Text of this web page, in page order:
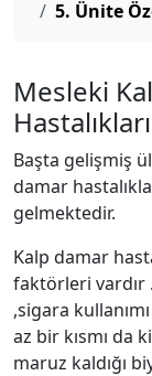
5. Ünite
Mesleki
Hastalıkları
Başta gelişmiş
damar
gelmektedir.
Kalp damar
faktörleri vardır
,sigara
az bir kısmı da
maruz kaldığı